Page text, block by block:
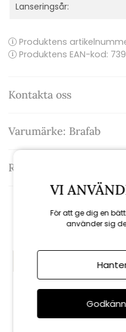
Lanseringsår:
Produktens
Produktens EAN-kod:
Kontakta oss
Varumärke: Brafab
Recensioner
till 16/8
VI
För att ge dig en
använder sig